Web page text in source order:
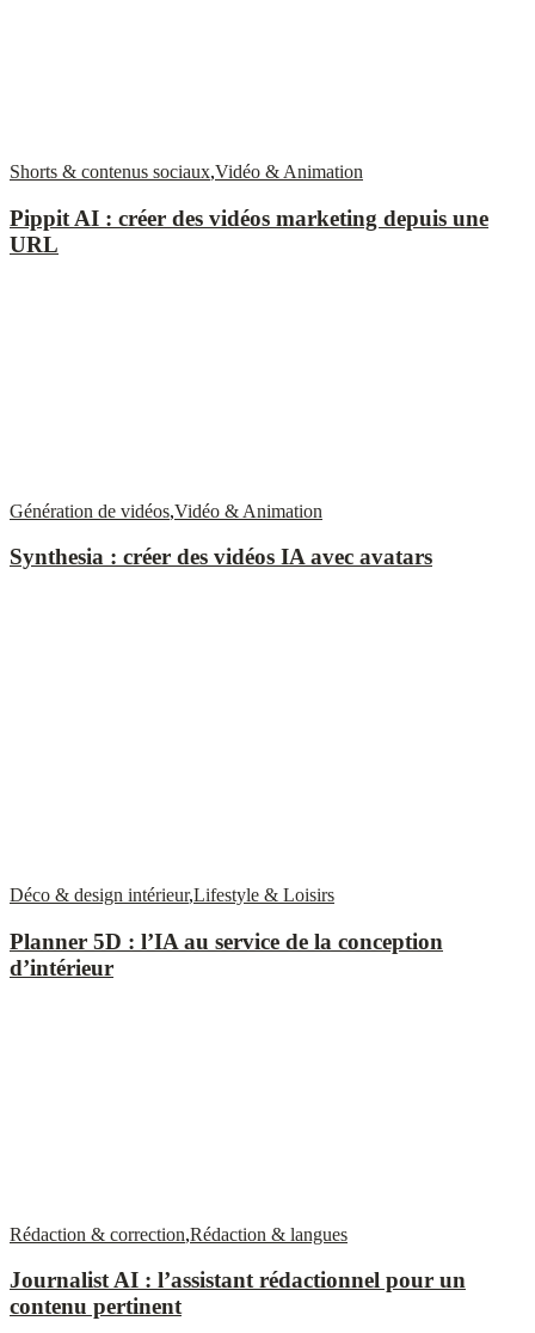
Shorts & contenus sociaux,Vidéo & Animation
Pippit AI : créer des vidéos marketing depuis une
URL
Génération de vidéos,Vidéo & Animation
Synthesia : créer des vidéos IA avec avatars
Déco & design intérieur,Lifestyle & Loisirs
Planner 5D : l’IA au service de la conception
d’intérieur
Rédaction & correction,Rédaction & langues
Journalist AI : l’assistant rédactionnel pour un
contenu pertinent